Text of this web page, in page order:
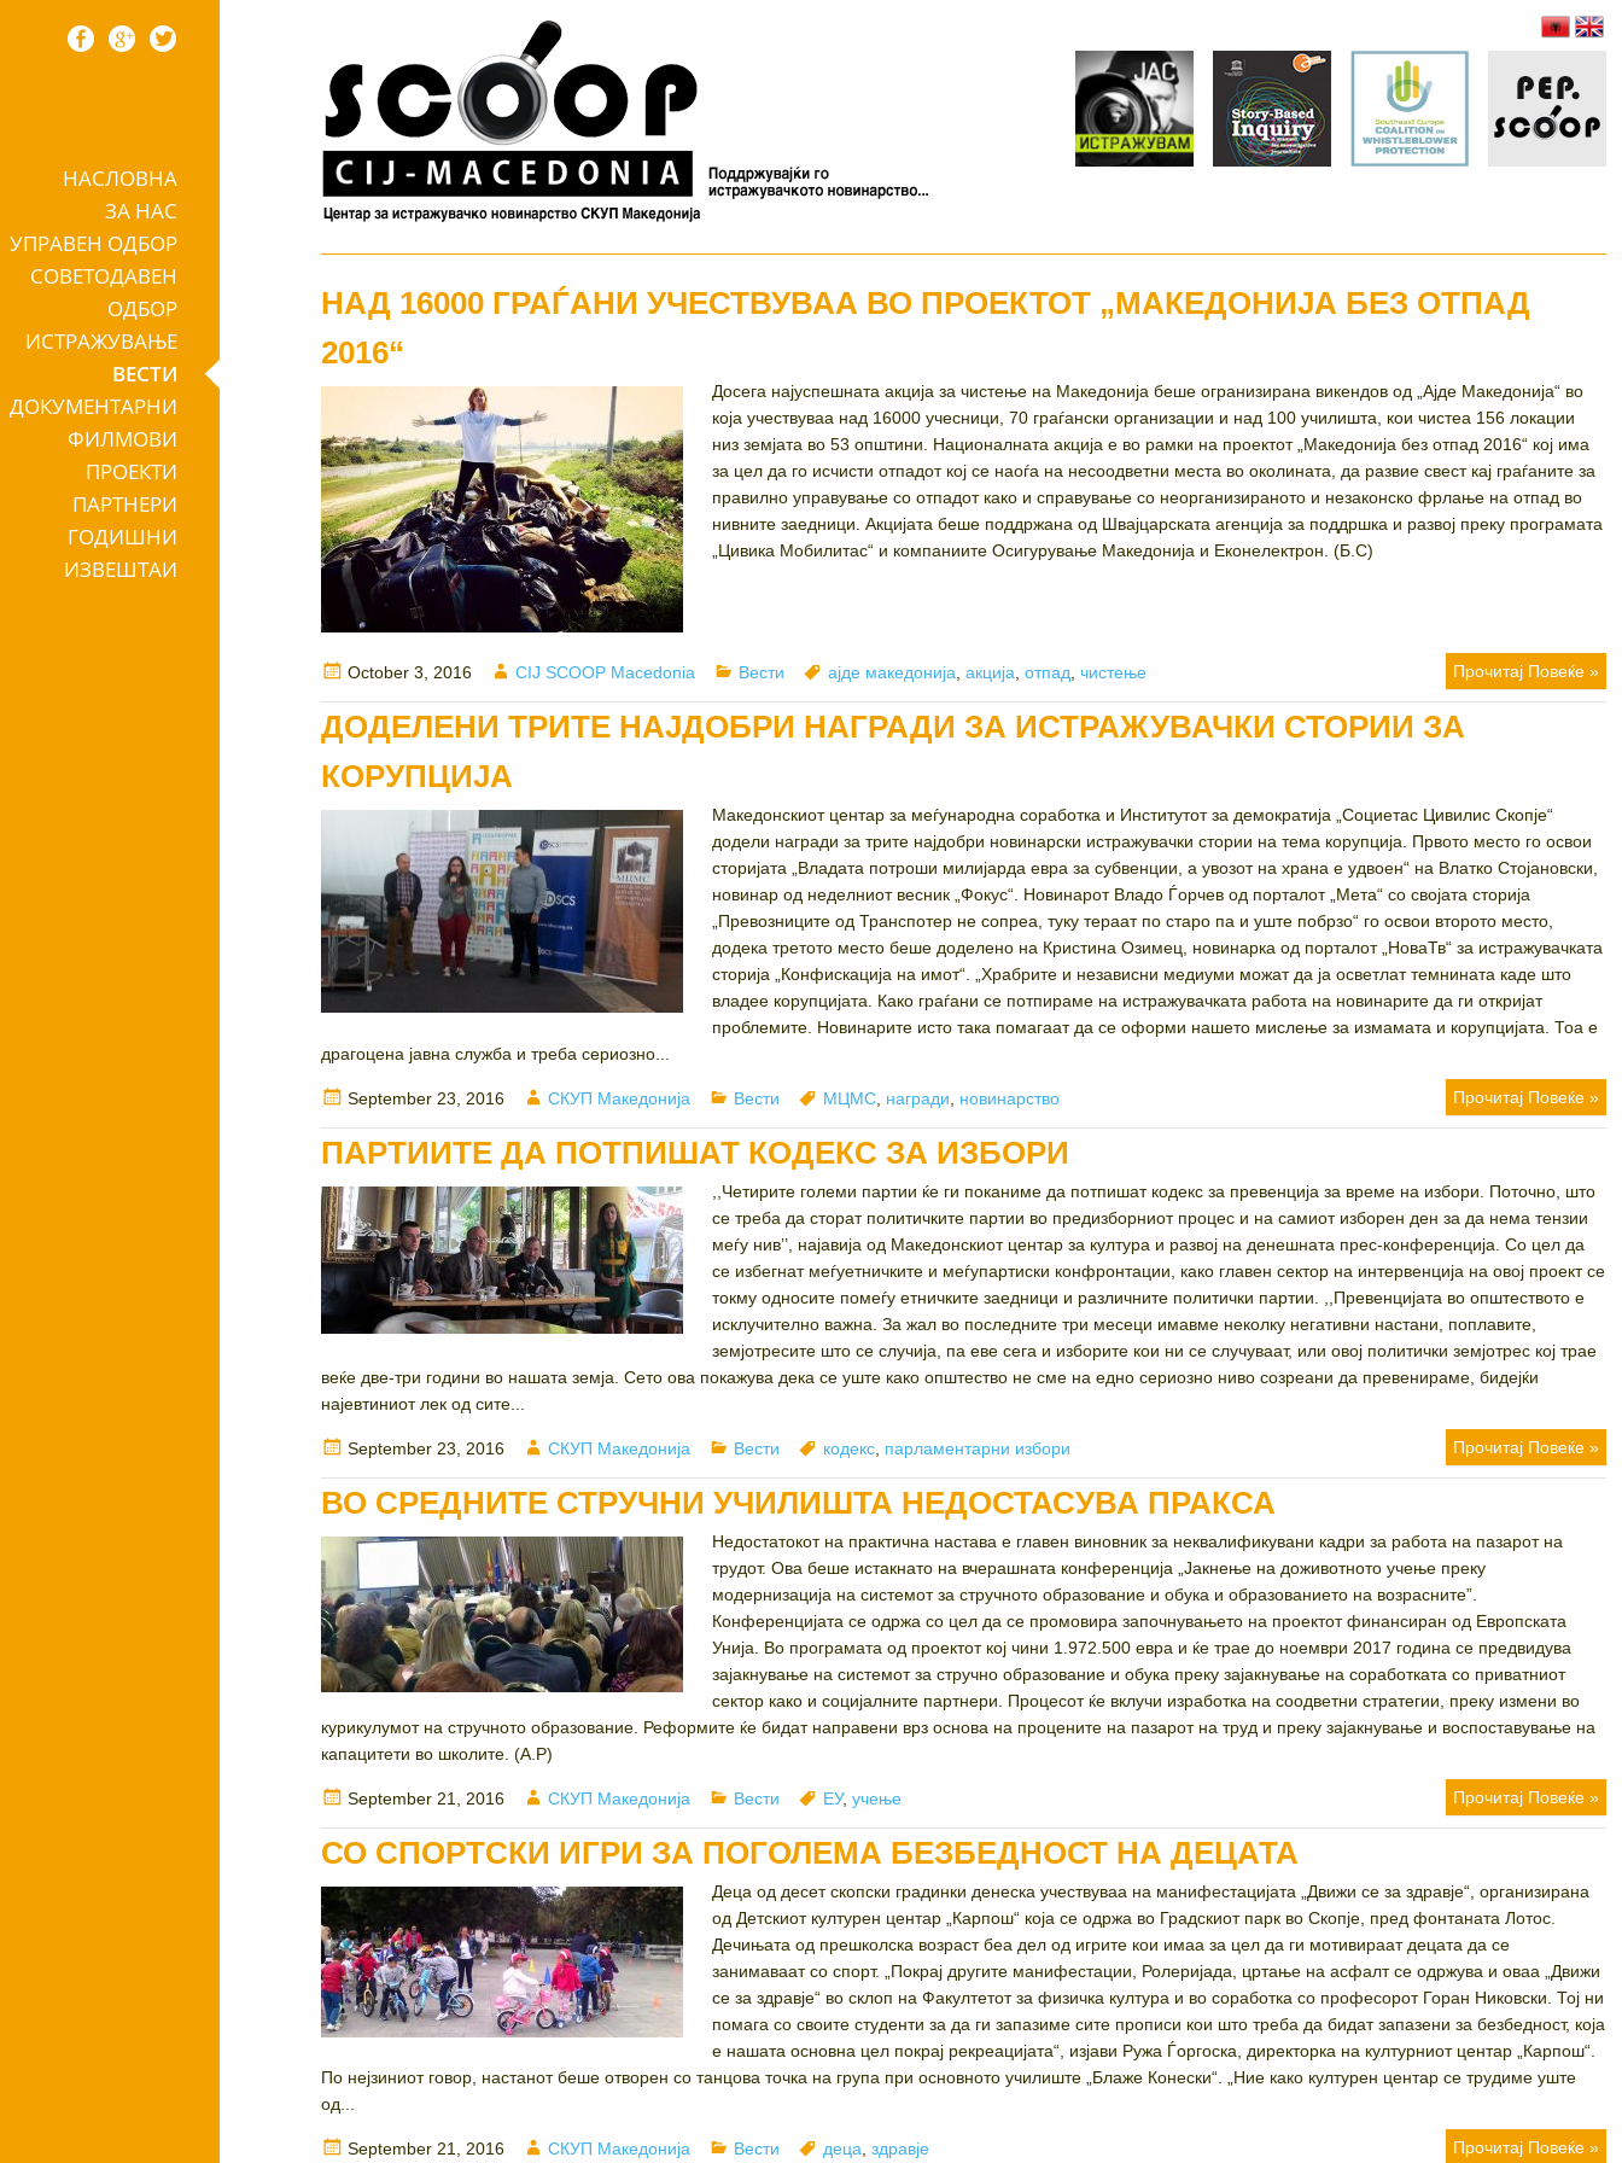
Skip to contentНАСЛОВНА
ЗА НАС
УПРАВЕН ОДБОР
СОВЕТОДАВЕН
ОДБОР
ИСТРАЖУВАЊЕ
ВЕСТИ
ДОКУМЕНТАРНИ
ФИЛМОВИ
ПРОЕКТИ
ПАРТНЕРИ
ГОДИШНИ
ИЗВЕШТАИ
НАД 16000 ГРАЃАНИ УЧЕСТВУВАА ВО ПРОЕКТОТ „МАКЕДОНИЈА БЕЗ ОТПАД
2016“
Досега најуспешната акција за чистење на Македонија беше огранизирана викендов од „Ајде Македонија“ во
која учествуваа над 16000 учесници, 70 граѓански организации и над 100 училишта, кои чистеа 156 локации
низ земјата во 53 општини. Националната акција е во рамки на проектот „Македонија без отпад 2016“ кој има
за цел да го исчисти отпадот кој се наоѓа на несоодветни места во околината, да развие свест кај граѓаните за
правилно управување со отпадот како и справување со неорганизираното и незаконско фрлање на отпад во
нивните заедници. Акцијата беше поддржана од Швајцарската агенција за поддршка и развој преку програмата
„Цивика Мобилитас“ и компаниите Осигурување Македонија и Еконелектрон. (Б.С)
Posted
on
October 3, 2016 Author
CIJ SCOOP Macedonia Categories
Вести Tags
ајде македонија ,акција ,отпад ,чистење Прочитај Повеќе »
ДОДЕЛЕНИ ТРИТЕ НАЈДОБРИ НАГРАДИ ЗА ИСТРАЖУВАЧКИ СТОРИИ ЗА
КОРУПЦИЈА
Македонскиот центар за меѓународна соработка и Институтот за демократија „Социетас Цивилис Скопје“
додели награди за трите најдобри новинарски истражувачки стории на тема корупција. Првото место го освои
сторијата „Владата потроши милијарда евра за субвенции, а увозот на храна е удвоен“ на Влатко Стојановски,
новинар од неделниот весник „Фокус“. Новинарот Владо Ѓорчев од порталот „Мета“ со својата сторија
„Превозниците од Транспотер не сопреа, туку тераат по старо па и уште побрзо“ го освои второто место,
додека третото место беше доделено на Кристина Озимец, новинарка од порталот „НоваТв“ за истражувачката
сторија „Конфискација на имот“. „Храбрите и независни медиуми можат да ја осветлат темнината каде што
владее корупцијата. Како граѓани се потпираме на истражувачката работа на новинарите да ги откријат
проблемите. Новинарите исто така помагаат да се оформи нашето мислење за измамата и корупцијата. Тоа е
драгоцена јавна служба и треба сериозно...
Posted
on
September 23, 2016 Author
СКУП Македонија Categories
Вести Tags
МЦМС награди новинарство Прочитај Повеќе »
ПАРТИИТЕ ДА ПОТПИШАТ КОДЕКС ЗА ИЗБОРИ
,,Четирите големи партии ќе ги поканиме да потпишат кодекс за превенција за време на избори. Поточно, што
се треба да сторат политичките партии во предизборниот процес и на самиот изборен ден за да нема тензии
меѓу нив’’, најавија од Македонскиот центар за култура и развој на денешната прес-конференција. Со цел да
се избегнат меѓуетничките и меѓупартиски конфронтации, како главен сектор на интервенција на овој проект се
токму односите помеѓу етничките заедници и различните политички партии. ,,Превенцијата во општеството е
исклучително важна. За жал во последните три месеци имавме неколку негативни настани, поплавите,
земјотресите што се случија, па еве сега и изборите кои ни се случуваат, или овој политички земјотрес кој трае
веќе две-три години во нашата земја. Сето ова покажува дека се уште како општество не сме на едно сериозно ниво созреани да превенираме, бидејќи
најевтиниот лек од сите...
Posted
on
September 23, 2016 Author
СКУП Македонија Categories
Вести Tags
кодекс парламентарни избори Прочитај Повеќе »
ВО СРЕДНИТЕ СТРУЧНИ УЧИЛИШТА НЕДОСТАСУВА ПРАКСА
Недостатокот на практична настава е главен виновник за неквалификувани кадри за работа на пазарот на
трудот. Ова беше истакнато на вчерашната конференција „Јакнење на доживотното учење преку
модернизација на системот за стручното образование и обука и образованието на возрасните”.
Конференцијата се одржа со цел да се промовира започнувањето на проектот финансиран од Европската
Унија. Во програмата од проектот кој чини 1.972.500 евра и ќе трае до ноември 2017 година се предвидува
зајакнување на системот за стручно образование и обука преку зајакнување на соработката со приватниот
сектор како и социјалните партнери. Процесот ќе вклучи изработка на соодветни стратегии, преку измени во
курикулумот на стручното образование. Реформите ќе бидат направени врз основа на процените на пазарот на труд и преку зајакнување и воспоставување на
капацитети во школите. (А.Р)
Posted
on
September 21, 2016 Author
СКУП Македонија Categories
Вести Tags
ЕУ,учење Прочитај Повеќе »
СО СПОРТСКИ ИГРИ ЗА ПОГОЛЕМА БЕЗБЕДНОСТ НА ДЕЦАТА
Деца од десет скопски градинки денеска учествуваа на манифестацијата „Движи се за здравје“, организирана
од Детскиот културен центар „Карпош“ која се одржа во Градскиот парк во Скопје, пред фонтаната Лотос.
Дечињата од прешколска возраст беа дел од игрите кои имаа за цел да ги мотивираат децата да се
занимаваат со спорт. „Покрај другите манифестации, Ролеријада, цртање на асфалт се одржува и оваа „Движи
се за здравје“ во склоп на Факултетот за физичка култура и во соработка со професорот Горан Никовски. Тоj ни
помага со своите студенти за да ги запазиме сите прописи кои што треба да бидат запазени за безбедност, која
е нашата основна цел покрај рекреацијата“, изјави Ружа Ѓоргоска, директорка на културниот центар „Карпош“.
По нејзиниот говор, настанот беше отворен со танцова точка на група при основното училиште „Блаже Конески“. „Ние како културен центар се трудиме уште
од...
Posted
September 21, 2016 Author
СКУП Македонија Categories
Вести Tags
деца ,здравје Прочитај Повеќе »